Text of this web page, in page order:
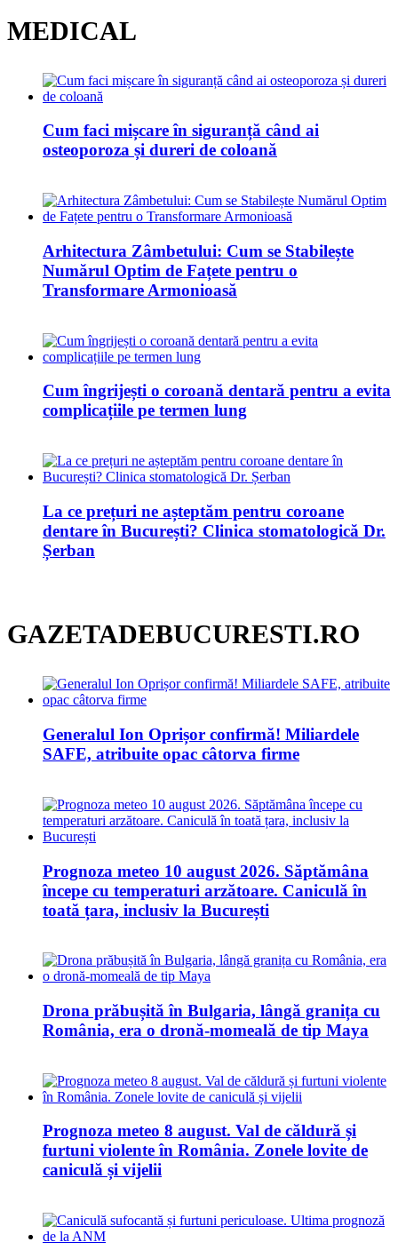
MEDICAL
Cum faci mișcare în siguranță când ai
osteoporoza și dureri de coloană
Arhitectura Zâmbetului: Cum se Stabilește
Numărul Optim de Fațete pentru o
Transformare Armonioasă
Cum îngrijești o coroană dentară pentru a evita
complicațiile pe termen lung
La ce prețuri ne așteptăm pentru coroane
dentare în București? Clinica stomatologică Dr.
Șerban
GAZETADEBUCURESTI.RO
Generalul Ion Oprișor confirmă! Miliardele
SAFE, atribuite opac câtorva firme
Prognoza meteo 10 august 2026. Săptămâna
începe cu temperaturi arzătoare. Caniculă în
toată țara, inclusiv la București
Drona prăbușită în Bulgaria, lângă granița cu
România, era o dronă-momeală de tip Maya
Prognoza meteo 8 august. Val de căldură și
furtuni violente în România. Zonele lovite de
caniculă și vijelii